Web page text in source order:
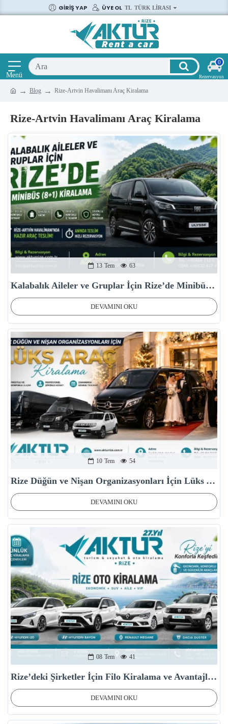
GIRIŞ YAP ÜYE OL TL TÜRK LIRASI
0
Blog Rize-Artvin Havalimanı Araç Kiralama
Rize-Artvin Havalimanı Araç Kiralama
13 Tem 63
Kalabalık Aileler ve Gruplar İçin Rize’de Minibüs (8+1) Kiralama
DEVAMINI OKU
10 Tem 54
Rize Düğün ve Nişan Organizasyonları İçin Lüks Araç Kiralama
DEVAMINI OKU
08 Tem 41
Rize’deki Şirketler İçin Filo Kiralama ve Avantajları
DEVAMINI OKU